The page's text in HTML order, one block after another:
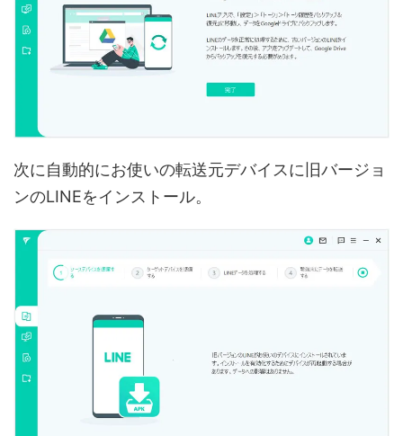
次に自動的にお使いの転送元デバイスに旧バージョ
ンのLINEをインストール。